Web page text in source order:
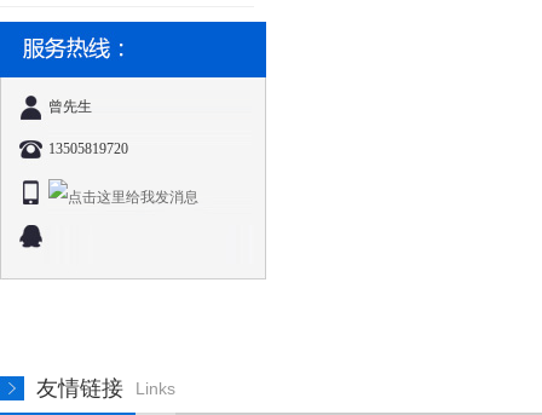
曾先生
13505819720
友情链接 Links